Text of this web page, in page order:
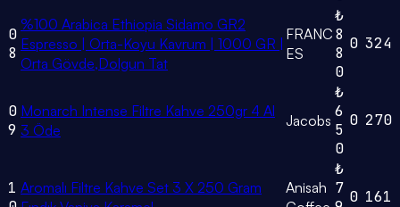
0
8
%100 Arabica Ethiopia Sidamo GR2
Espresso | Orta-Koyu Kavrum | 1000 GR |
Orta Gövde,Dolgun Tat
FRANC
ES
₺
8
8
0
0 324
0
9
Monarch Intense Filtre Kahve 250gr 4 Al
3 Öde
Jacobs
₺
6
5
0
0 270
1 Aromalı Filtre Kahve Set 3 X 250 Gram
Anisah
₺
7 0 161